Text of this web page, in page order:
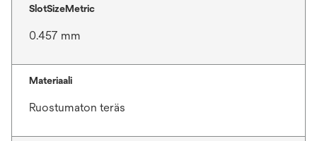
SlotSizeMetric
0.457 mm
Materiaali
Ruostumaton teräs